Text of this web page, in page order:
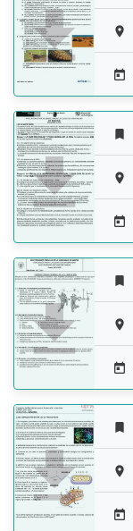
 












